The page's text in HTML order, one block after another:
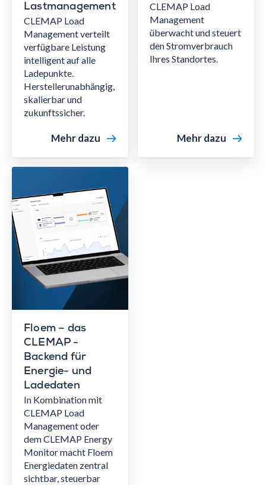
Lastmanagement
CLEMAP Load
Management verteilt
verfügbare Leistung
intelligent auf alle
Ladepunkte.
Herstellerunabhängig,
skalierbar und
zukunftssicher.
Mehr dazu
CLEMAP Load
Management
überwacht und steuert
den Stromverbrauch
Ihres Standortes.
Mehr dazu
Floem – das
CLEMAP -
Backend für
Energie- und
Ladedaten
In Kombination mit
CLEMAP Load
Management oder
dem CLEMAP Energy
Monitor macht Floem
Energiedaten zentral
sichtbar, steuerbar